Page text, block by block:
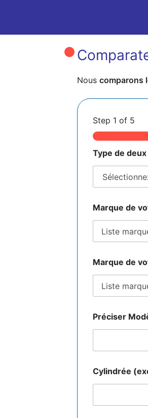
Nous comparons
Step 1 of 5
o
t
e
i
n
i
t
e
-
v
u
Type de
Marque de
Marque de
Préciser
Cylindrée